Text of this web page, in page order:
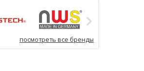
посмотреть все бренды